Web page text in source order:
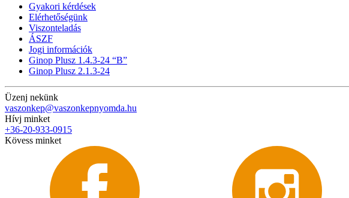
Gyakori kérdések
Elérhetőségünk
Viszonteladás
ÁSZF
Jogi információk
Ginop Plusz 1.4.3-24 “B”
Ginop Plusz 2.1.3-24
Üzenj nekünk
vaszonkep@vaszonkepnyomda.hu
Hívj minket
+36-20-933-0915
Kövess minket